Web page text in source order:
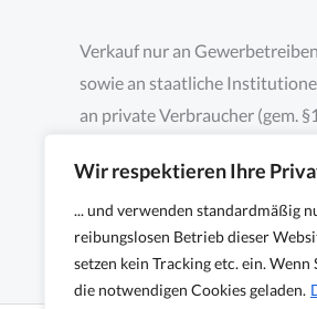
Wir respektieren Ihre
... und verwenden standardmäßig
reibungslosen Betrieb dieser
setzen kein Tracking etc. ein.
die notwendigen Cookies geladen.
Verkauf nur an
sowie an staatliche
an private Verbraucher (gem.